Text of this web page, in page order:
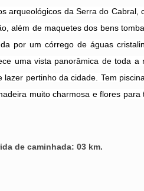
arqueológicos da Serra do Cabral,
além de maquetes dos bens
por um córrego de águas
uma vista panorâmica de toda
lazer pertinho da cidade. Tem
muito charmosa e flores
de caminhada: 03 km.